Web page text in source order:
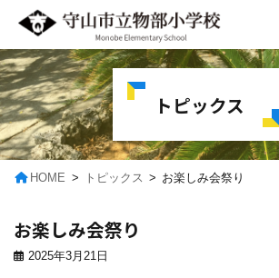
コ
ン
テ
ン
ツ
へ
ス
ナ
ビ
ゲ
ー
シ
ョ
ン
トピックス
HOME トピックス お楽しみ会祭り
お楽しみ会祭り
2025年3月21日